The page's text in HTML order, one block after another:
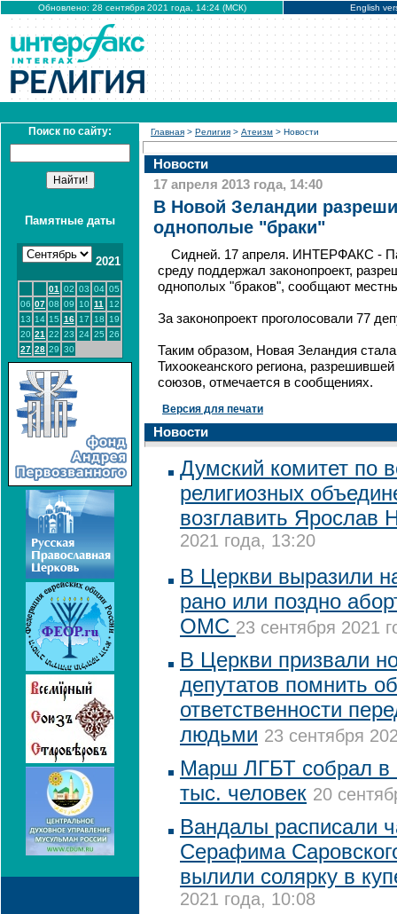
Обновлено: 28 сентября 2021 года, 14:24 (МСК) English
Поиск по сайту:
Памятные даты
2021
01 02 03 04 05
06 07 08 09 10 11
12
13 14 15 16 17 18
19
20 21 22 23 24 25 26
27 28 29 30
Главная > Религия > Атеизм > Новости
Новости
17 апреля 2013 года, 14:40
В Новой Зеландии
однополые "браки"
Сидней. 17 апреля. ИНТЕРФАКС -
среду поддержал законопроект,
однополых "браков", сообщают
За законопроект проголосовали 77
Таким образом, Новая Зеландия
Тихоокеанского региона,
союзов, отмечается в сообщениях.
Версия для печати
Новости
Думский комитет по
религиозных
возглавить Ярослав
2021 года, 13:20
В Церкви выразили
рано или поздно
ОМС 23 сентября 2021
В Церкви призвали
депутатов помнить об
ответственности
людьми 23 сентября
Марш ЛГБТ собрал в
тыс. человек 20
Вандалы расписали
Серафима
вылили солярку в
2021 года, 10:08